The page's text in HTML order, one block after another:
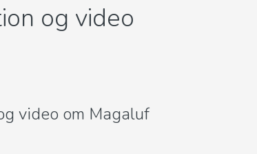
og video
video om Magaluf